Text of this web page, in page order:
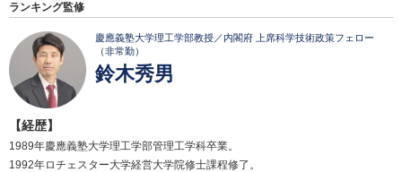
ランキング監修
慶應義塾大学理工学部教授／内閣府 上席科学技術政策フェロー
（非常勤）
鈴木秀男
【経歴】
1989年慶應義塾大学理工学部管理工学科卒業。
1992年ロチェスター大学経営大学院修士課程修了。